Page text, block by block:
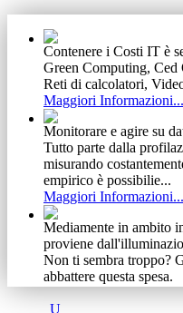
Contenere i Costi IT è
Green Computing, Ced
Reti di calcolatori,
Maggiori Informazioni...
Monitorare e agire su
Tutto parte dalla
misurando
empirico è possibilie...
Maggiori Informazioni...
Mediamente in ambito
proviene
Non ti sembra troppo?
abbattere questa spesa.
U